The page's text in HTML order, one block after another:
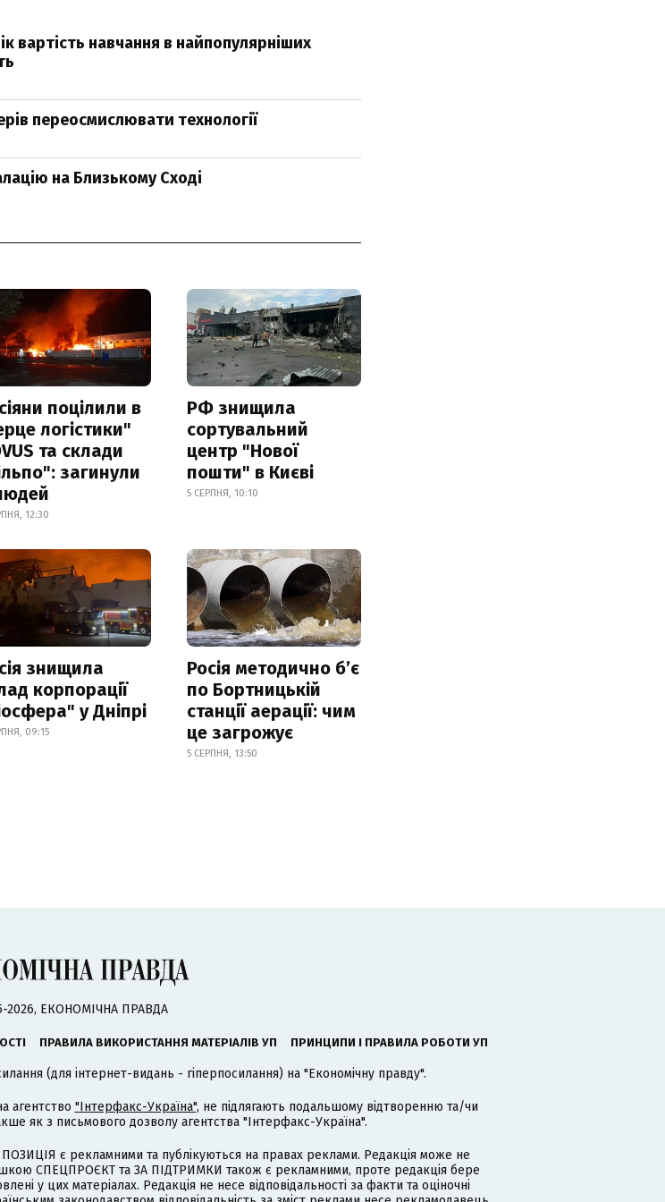
вартість навчання в найпопулярніших
переосмислювати технології
на Близькому Сході
поцілили в
логістики"
та склади
загинули
12:30
РФ знищила
сортувальний
центр "Нової
пошти" в Києві
5 СЕРПНЯ, 10:10
знищила
корпорації
у Дніпрі
09:15
Росія методично б’є
по Бортницькій
станції аерації: чим
це загрожує
5 СЕРПНЯ, 13:50
2026, ЕКОНОМІЧНА ПРАВДА
ПРАВИЛА ВИКОРИСТАННЯ МАТЕРІАЛІВ УП ПРИНЦИПИ І ПРАВИЛА РОБОТИ УП
(для інтернет-видань - гіперпосилання) на "Економічну правду".
агентство "Інтерфакс-Україна", не підлягають подальшому відтворенню та/чи
як з письмового дозволу агентства "Інтерфакс-Україна".
є рекламними та публікуються на правах реклами. Редакція може не
СПЕЦПРОЄКТ та ЗА ПІДТРИМКИ також є рекламними, проте редакція бере
у цих матеріалах. Редакція не несе відповідальності за факти та оціночні